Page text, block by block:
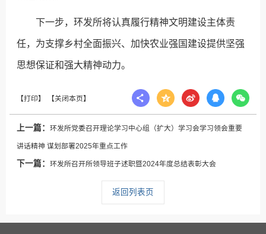
下一步，环发所将认真履行精神文明建设主体责
任，为支撑乡村全面振兴、加快农业强国建设提供坚强
思想保证和强大精神动力。
上一篇：环发所党委召开理论学习中心组（扩大）学习会学习领会重要
讲话精神 谋划部署2025年重点工作
下一篇：环发所召开所领导班子述职暨2024年度总结表彰大会
返回列表页